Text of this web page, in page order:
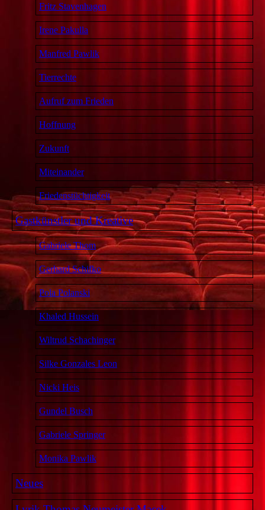
Fritz Stavenhagen
Irene Pakulla
Manfred Pawlik
Tierrechte
Aufruf zum Frieden
Hoffnung
Zukunft
Miteinander
Friedenstüchtigkeit
Gastkünstler und Kreative
Gabriele Thom
Gerhard Schifko
Pola Polanski
Khaled Hussein
Wiltrud Schachinger
Silke Gonzales Leon
Nicki Heis
Gundel Busch
Gabriele Springer
Monika Pawlik
Neues